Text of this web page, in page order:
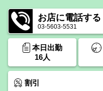
お店に電話する
03-5603-5531
本日出勤
16人
割引